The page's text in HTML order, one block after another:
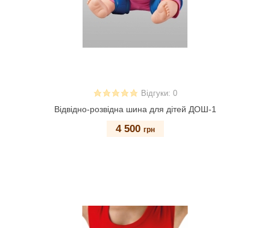
Відгуки: 0
Відвідно-розвідна шина для дітей ДОШ-1
4 500 грн